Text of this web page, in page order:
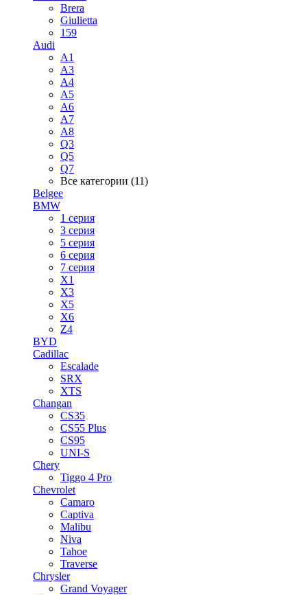
Brera
Giulietta
159
Audi
A1
A3
A4
A5
A6
A7
A8
Q3
Q5
Q7
Все категории (11)
Belgee
BMW
1 серия
3 серия
5 серия
6 серия
7 серия
X1
X3
X5
X6
Z4
BYD
Cadillac
Escalade
SRX
XTS
Changan
CS35
CS55 Plus
CS95
UNI-S
Chery
Tiggo 4 Pro
Chevrolet
Camaro
Captiva
Malibu
Niva
Tahoe
Traverse
Chrysler
Grand Voyager